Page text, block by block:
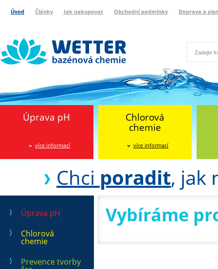
Úvod Články Jak nakupovat Obchodní podmínky Doprava a
Úprava pH
více informací
Chlorová
chemie
více informací
Chci poradit, jak
Úprava pH
Chlorová
chemie
Prevence tvorby
Vybíráme